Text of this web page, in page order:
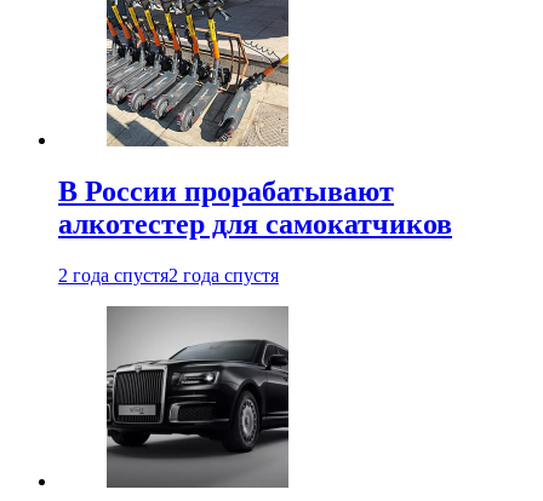
В России прорабатывают
алкотестер для самокатчиков
2 года спустя2 года спустя